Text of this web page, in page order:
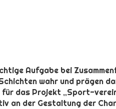
Aufgabe bei
wahr und prägen
für das Projekt „Sport-
an der Gestaltung der